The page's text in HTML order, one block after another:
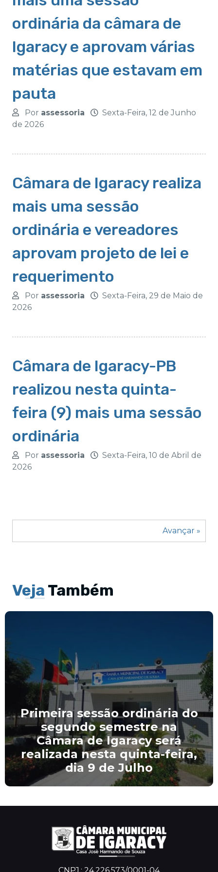
ordinária da câmara de
Igaracy e aprovam várias
matérias que estavam em
pauta
Por assessoria
Sexta-Feira, 12 de Junho
de 2026
Câmara de Igaracy realiza
mais uma sessão
ordinária e vereadores
aprovam projeto de lei e
requerimento
Por assessoria
Sexta-Feira, 29 de Maio de
2026
Câmara de Igaracy-PB
realizou nesta quinta-
feira (9) mais uma sessão
ordinária
Por assessoria
Sexta-Feira, 10 de Abril de
2026
Avançar »
Veja Também
Primeira sessão ordinária do
segundo semestre na
Câmara de Igaracy será
realizada nesta quinta-feira,
dia 9 de Julho